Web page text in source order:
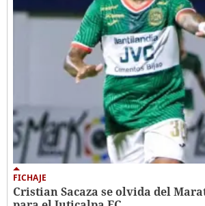
FICHAJE
Cristian Sacaza se olvida del